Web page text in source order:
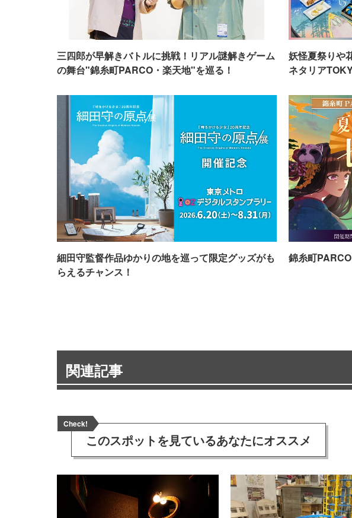
三四郎が早解きバトルに挑戦！リアル謎解きゲーム
の舞台"錦糸町PARCO・楽天地"を巡る！
妖怪夏祭りや
ネタリア
細田守監督作品ゆかりの地を巡って限定グッズがも
らえるチャンス！
錦糸町
関連記事
Check!
このスポットを見ているあなたにオススメ